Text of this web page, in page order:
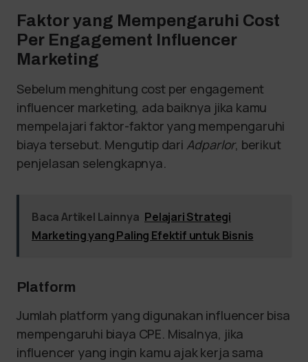
Faktor yang Mempengaruhi Cost
Per Engagement Influencer
Marketing
Sebelum menghitung cost per engagement
influencer marketing, ada baiknya jika kamu
mempelajari faktor-faktor yang mempengaruhi
biaya tersebut. Mengutip dari Adparlor, berikut
penjelasan selengkapnya.
Baca Artikel Lainnya Pelajari Strategi
Marketing yang Paling Efektif untuk Bisnis
Platform
Jumlah platform yang digunakan influencer bisa
mempengaruhi biaya CPE. Misalnya, jika
influencer yang ingin kamu ajak kerja sama